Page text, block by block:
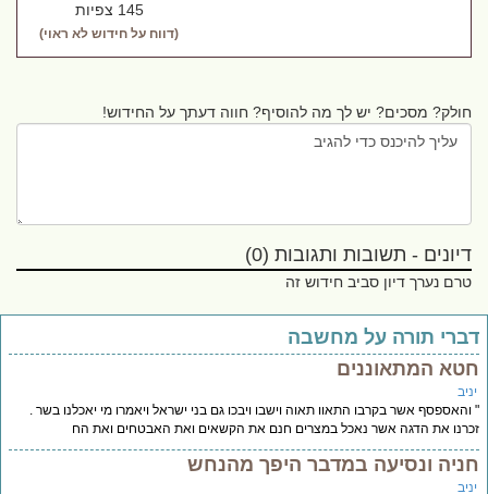
145 צפיות
(דווח על חידוש לא ראוי)
חולק? מסכים? יש לך מה להוסיף? חווה דעתך על החידוש!
דיונים - תשובות ותגובות (0)
טרם נערך דיון סביב חידוש זה
תורה על מחשבה
המתאוננים
אשר בקרבו התאוו תאוה וישבו ויבכו גם בני ישראל ויאמרו מי יאכלנו בשר .
את הדגה אשר נאכל במצרים חנם את הקשאים ואת האבטחים ואת הח
ונסיעה במדבר היפך מהנחש